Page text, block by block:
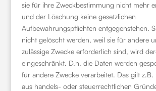
sie für ihre Zweckbestimmung nicht mehr
und der Löschung keine gesetzlichen
Aufbewahrungspflichten entgegenstehen.
nicht gelöscht werden, weil sie für andere
zulässige Zwecke erforderlich sind, wird
eingeschränkt. D.h. die Daten werden
für andere Zwecke verarbeitet. Das gilt
aus handels- oder steuerrechtlichen